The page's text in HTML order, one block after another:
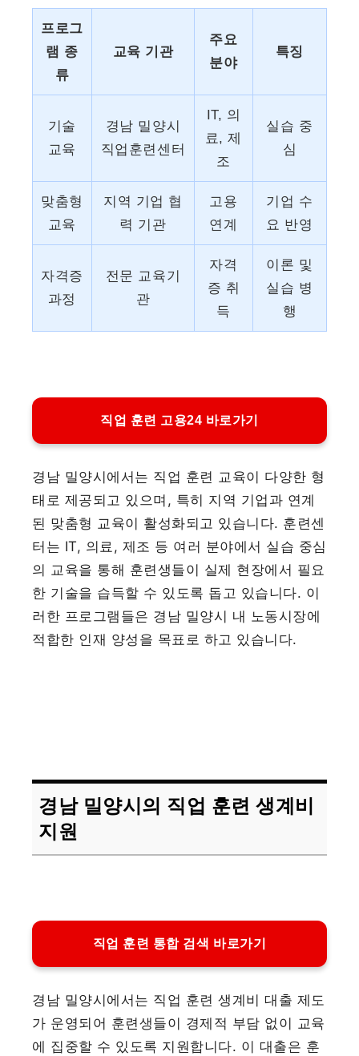
프로그
램 종
류
교육 기관
주요
분야
특징
기술
교육
경남 밀양시
직업훈련센터
IT, 의
료, 제
조
실습 중
심
맞춤형
교육
지역 기업 협
력 기관
고용
연계
기업 수
요 반영
자격증
과정
전문 교육기
관
자격
증 취
득
이론 및
실습 병
행
직업 훈련 고용24 바로가기
경남 밀양시에서는 직업 훈련 교육이 다양한 형
태로 제공되고 있으며, 특히 지역 기업과 연계
된 맞춤형 교육이 활성화되고 있습니다. 훈련센
터는 IT, 의료, 제조 등 여러 분야에서 실습 중심
의 교육을 통해 훈련생들이 실제 현장에서 필요
한 기술을 습득할 수 있도록 돕고 있습니다. 이
러한 프로그램들은 경남 밀양시 내 노동시장에
적합한 인재 양성을 목표로 하고 있습니다.
경남 밀양시의 직업 훈련 생계비
지원
직업 훈련 통합 검색 바로가기
경남 밀양시에서는 직업 훈련 생계비 대출 제도
가 운영되어 훈련생들이 경제적 부담 없이 교육
에 집중할 수 있도록 지원합니다. 이 대출은 훈